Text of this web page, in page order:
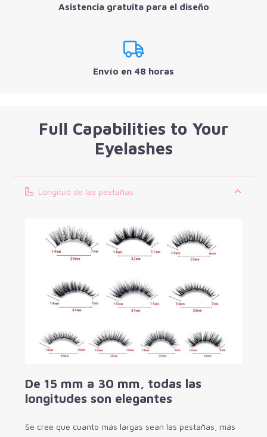
Asistencia gratuita para el diseño
Envío en 48 horas
Full Capabilities to Your
Eyelashes
Longitud de las pestañas
De 15 mm a 30 mm, todas las
longitudes son elegantes
Se cree que cuanto más largas sean las pestañas, más